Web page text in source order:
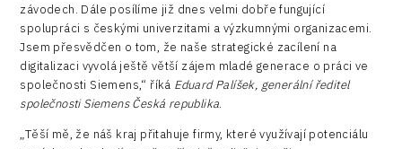
závodech. Dále posílíme již dnes velmi dobře fungující
spolupráci s českými univerzitami a výzkumnými organizacemi.
Jsem přesvědčen o tom, že naše strategické zacílení na
digitalizaci vyvolá ještě větší zájem mladé generace o práci ve
společnosti Siemens,“ říká Eduard Palíšek, generální ředitel
společnosti Siemens Česká republika.
„Těší mě, že náš kraj přitahuje firmy, které využívají potenciálu